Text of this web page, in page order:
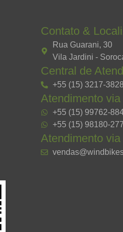
Contato &
Rua Guarani, 30
Vila Jardini -
Central de
+55 (15) 3217-3828
Atendimento
+55 (15) 99762-
+55 (15) 98180-
Atendimento